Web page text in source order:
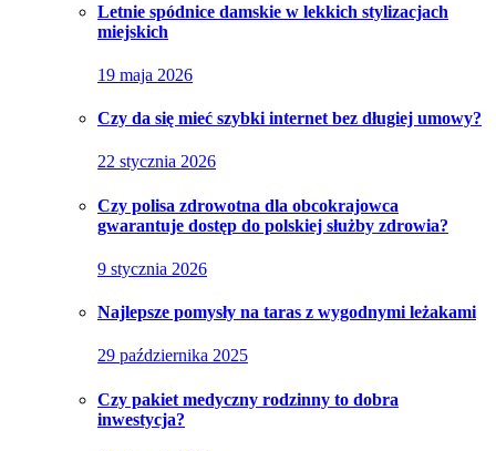
Letnie spódnice damskie w lekkich stylizacjach
miejskich
19 maja 2026
Czy da się mieć szybki internet bez długiej umowy?
22 stycznia 2026
Czy polisa zdrowotna dla obcokrajowca
gwarantuje dostęp do polskiej służby zdrowia?
9 stycznia 2026
Najlepsze pomysły na taras z wygodnymi leżakami
29 października 2025
Czy pakiet medyczny rodzinny to dobra
inwestycja?